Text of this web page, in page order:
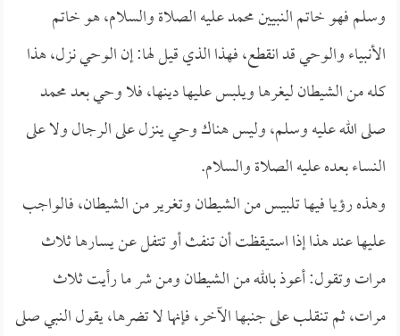
وسلم فهو خاتم النبيين محمد عليه الصلاة والسلام، هو خاتم
الأنبياء والوحي قد انقطع، فهذا الذي قيل لها: إن الوحي نزل، هذا
كله من الشيطان ليغرها ويلبس عليها دينها، فلا وحي بعد محمد
صلى الله عليه وسلم، وليس هناك وحي ينزل على الرجال ولا على
النساء بعده عليه الصلاة والسلام.
وهذه رؤيا فيها تلبيس من الشيطان وتغرير من الشيطان، فالواجب
عليها عند هذا إذا استيقظت أن تنفث أو تتفل عن يسارها ثلاث
مرات وتقول: أعوذ بالله من الشيطان ومن شر ما رأيت ثلاث
مرات، ثم تنقلب على جنبها الآخر، فإنها لا تضرها، يقول النبي صلى